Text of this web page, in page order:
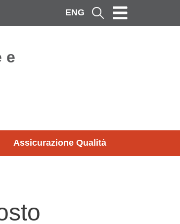
ENG Cerca
e
Assicurazione Qualità